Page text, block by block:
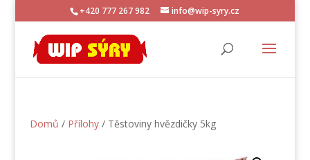
+420 777 267 982 info@wip-syry.cz
Domů / Přílohy/ Těstoviny hvězdičky 5kg